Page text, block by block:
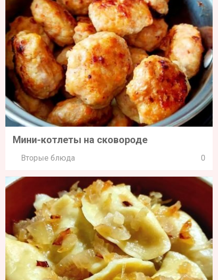
Мини-котлеты на сковороде
Вторые блюда 0